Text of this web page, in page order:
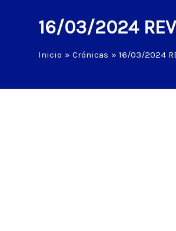
16/03/2024
Inicio Crónicas 16/03/2024